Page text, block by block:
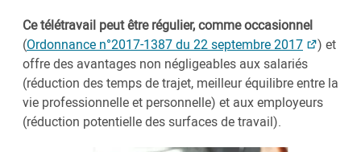
Ce télétravail peut être régulier, comme occasionnel
(Ordonnance n°2017-1387 du 22 septembre 2017
) et
offre des avantages non négligeables aux salariés
(réduction des temps de trajet, meilleur équilibre entre la
vie professionnelle et personnelle) et aux employeurs
(réduction potentielle des surfaces de travail).